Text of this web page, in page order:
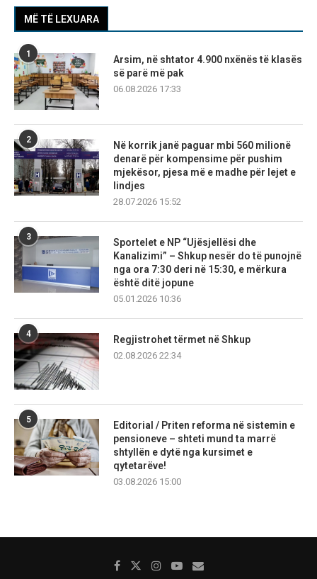
MË TË LEXUARA
1
Arsim, në shtator 4.900 nxënës të klasës
së parë më pak
06.08.2026 17:33
2
Në korrik janë paguar mbi 560 milionë
denarë për kompensime për pushim
mjekësor, pjesa më e madhe për lejet e
lindjes
28.07.2026 15:52
3
Sportelet e NP “Ujësjellësi dhe
Kanalizimi” – Shkup nesër do të punojnë
nga ora 7:30 deri në 15:30, e mërkura
është ditë jopune
05.01.2026 10:36
4
Regjistrohet tërmet në Shkup
02.08.2026 22:34
5
Editorial / Priten reforma në sistemin e
pensioneve – shteti mund ta marrë
shtyllën e dytë nga kursimet e
qytetarëve!
03.08.2026 15:00